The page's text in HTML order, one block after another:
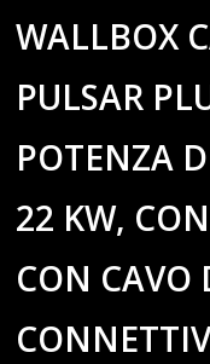
WALLBOX
PULSAR
POTENZA
22 KW,
CON CAVO